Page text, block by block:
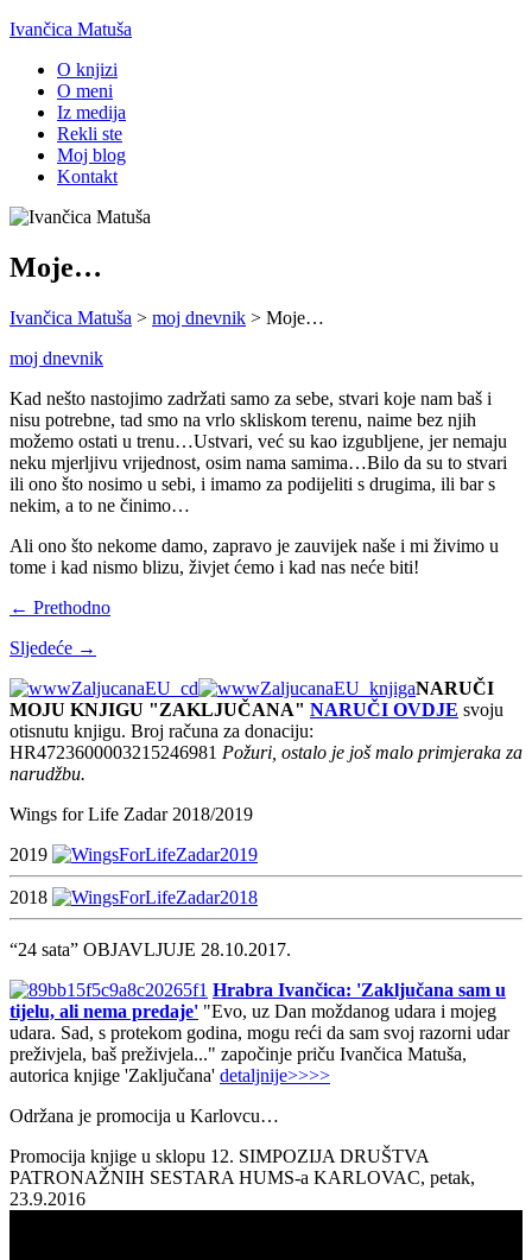
Ivančica Matuša
O knjizi
O meni
Iz medija
Rekli ste
Moj blog
Kontakt
Moje…
Ivančica Matuša > moj dnevnik > Moje…
moj dnevnik
Kad nešto nastojimo zadržati samo za sebe, stvari koje nam baš i
nisu potrebne, tad smo na vrlo skliskom terenu, naime bez njih
možemo ostati u trenu…Ustvari, već su kao izgubljene, jer nemaju
neku mjerljivu vrijednost, osim nama samima…Bilo da su to stvari
ili ono što nosimo u sebi, i imamo za podijeliti s drugima, ili bar s
nekim, a to ne činimo…
Ali ono što nekome damo, zapravo je zauvijek naše i mi živimo u
tome i kad nismo blizu, živjet ćemo i kad nas neće biti!
← Prethodno
Sljedeće →
NARUČI
MOJU KNJIGU "ZAKLJUČANA" NARUČI OVDJE svoju
otisnutu knjigu. Broj računa za donaciju:
HR4723600003215246981 Požuri, ostalo je još malo primjeraka za
narudžbu.
Wings for Life Zadar 2018/2019
2019
2018
“24 sata” OBJAVLJUJE 28.10.2017.
Hrabra Ivančica: 'Zaključana sam u
tijelu, ali nema predaje' "Evo, uz Dan moždanog udara i mojeg
udara. Sad, s protekom godina, mogu reći da sam svoj razorni udar
preživjela, baš preživjela..." započinje priču Ivančica Matuša,
autorica knjige 'Zaključana' detaljnije>>>>
Održana je promocija u Karlovcu…
Promocija knjige u sklopu 12. SIMPOZIJA DRUŠTVA
PATRONAŽNIH SESTARA HUMS-a KARLOVAC, petak,
23.9.2016